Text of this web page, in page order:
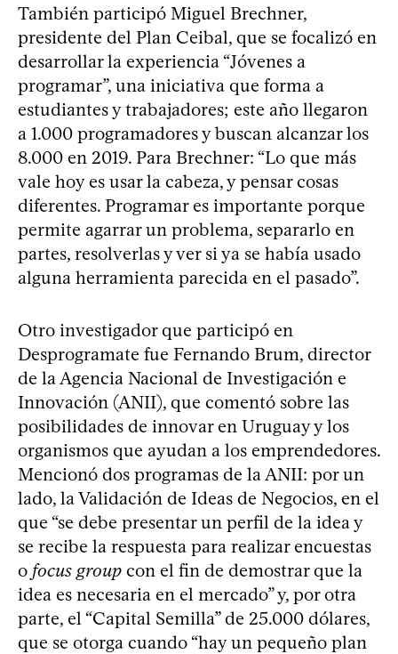
También participó Miguel Brechner,
presidente del Plan Ceibal, que se focalizó en
desarrollar la experiencia “Jóvenes a
programar”, una iniciativa que forma a
estudiantes y trabajadores; este año llegaron
a 1.000 programadores y buscan alcanzar los
8.000 en 2019. Para Brechner: “Lo que más
vale hoy es usar la cabeza, y pensar cosas
diferentes. Programar es importante porque
permite agarrar un problema, separarlo en
partes, resolverlas y ver si ya se había usado
alguna herramienta parecida en el pasado”.
Otro investigador que participó en
Desprogramate fue Fernando Brum, director
de la Agencia Nacional de Investigación e
Innovación (ANII), que comentó sobre las
posibilidades de innovar en Uruguay y los
organismos que ayudan a los emprendedores.
Mencionó dos programas de la ANII: por un
lado, la Validación de Ideas de Negocios, en el
que “se debe presentar un perfil de la idea y
se recibe la respuesta para realizar encuestas
o focus group con el fin de demostrar que la
idea es necesaria en el mercado” y, por otra
parte, el “Capital Semilla” de 25.000 dólares,
que se otorga cuando “hay un pequeño plan